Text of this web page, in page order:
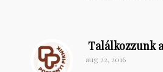
Találkozzunk
aug 22, 2016